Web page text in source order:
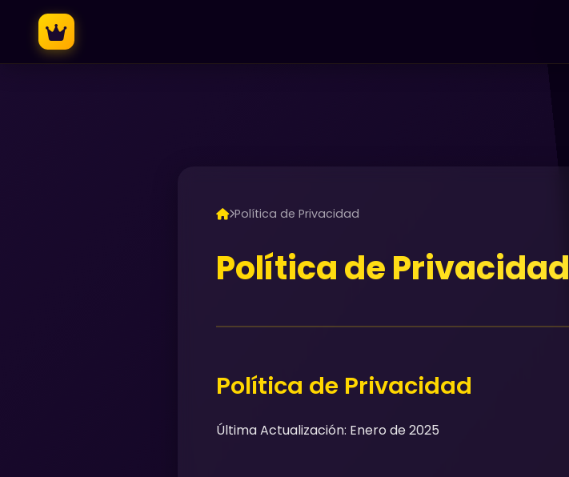
Política de Privacidad
Política de Privacidad
Política de Privacidad
Última Actualización: Enero de 2025